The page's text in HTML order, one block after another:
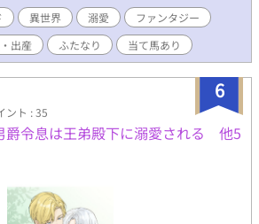
て求愛してくる。さらにフラエと同じ騎
ールまでやってきて、平穏だったフラエ
とに……。 ※動物実験を示唆する表現が
ある通り、本人による人体実験を行って
までフィクションであり、作者は生命の
※2025年に削除した同タイトルの作品の
イトノベルズ、アルファポリスへ掲載し
トは廃寺さんに描いていただきました。
うございました。 ※表紙のタイトルは旧
異世界 溺愛
ファンタジー
出産 ふたなり 当て馬あり
6
ント : 35
爵令息は王弟殿下に溺愛される 他5